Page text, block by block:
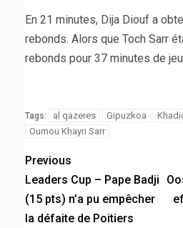
En 21 minutes, Dija Diouf a
rebonds. Alors que Toch Sarr
rebonds pour 37 minutes de
Tags: al qazeres Gipuzkoa
Oumou Khayri Sarr
Previous
Leaders Cup – Pape Badji
(15 pts) n’a pu empêcher
la défaite de Poitiers